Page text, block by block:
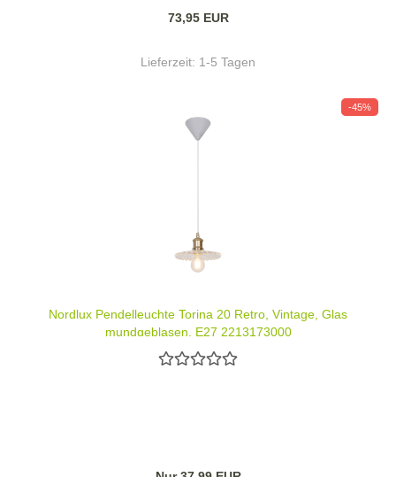
73,95 EUR
Lieferzeit: 1-5 Tagen
-45%
Nordlux Pendelleuchte Torina 20 Retro, Vintage, Glas
mundgeblasen, E27 2213173000